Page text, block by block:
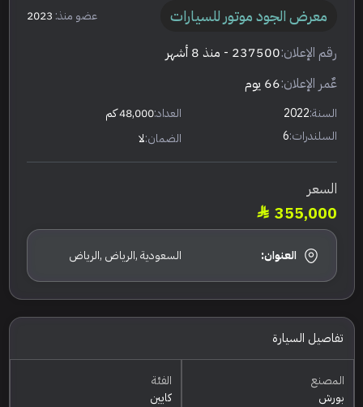
معرض الجود موتور للسيارات عضو منذ: 2023
رقم الإعلان:237500 - منذ 8 أشهر
عٌمر الإعلان:66 يوم
السنة:2022 العداد:48,000 كم
السلندرات:6 الضمان:لا
السعر
355,000
العنوان: السعودية ,الرياض ,الرياض
تفاصيل السيارة
المصنع
بورش
الفئة
كايين